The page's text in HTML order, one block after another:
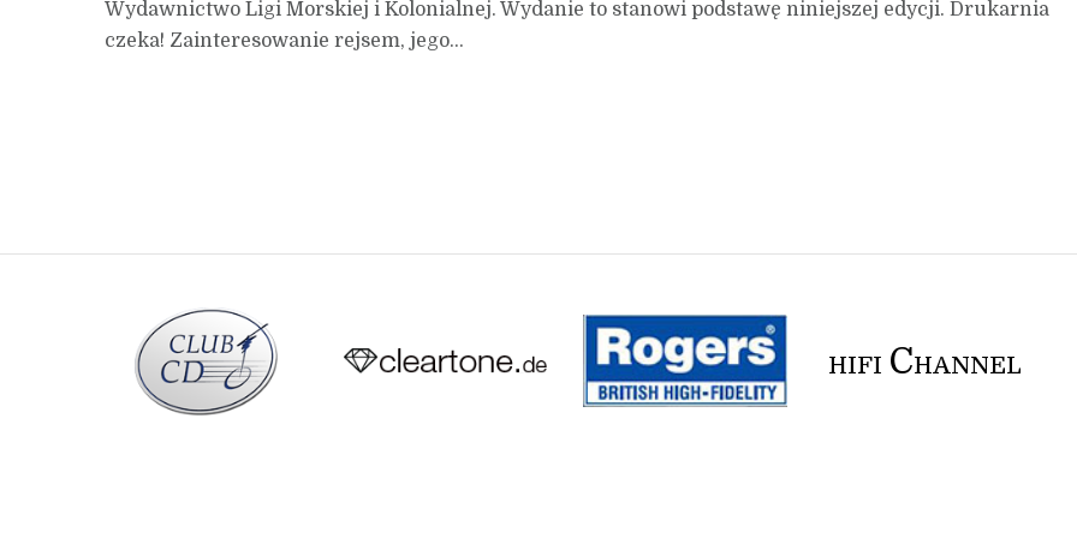
Wydawnictwo Ligi Morskiej i Kolonialnej. Wydanie to stanowi podstawę niniejszej edycji. Drukarnia
czeka! Zainteresowanie rejsem, jego...
HIFI CHANNEL